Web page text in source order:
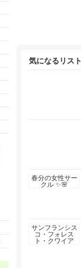
気になるリスト